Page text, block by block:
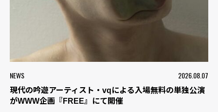
NEWS 2026.08.07
現代の吟遊アーティスト・vqによる入場無料の単独公演
がWWW企画『FREE』にて開催